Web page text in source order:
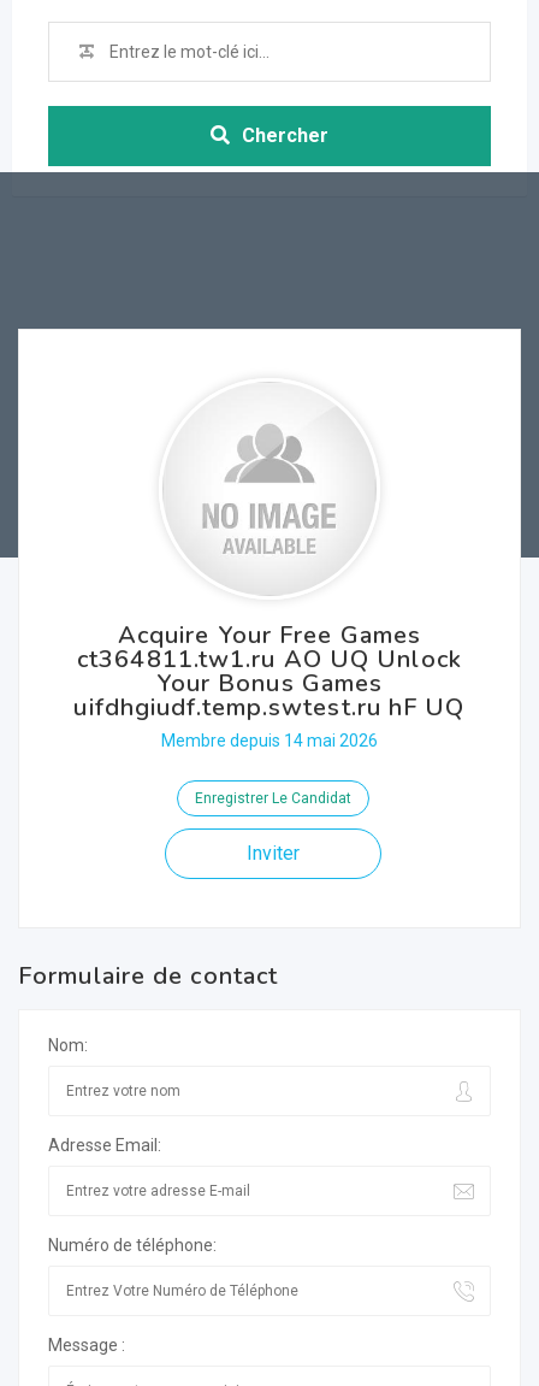
Chercher
Acquire Your Free Games
ct364811.tw1.ru AO UQ Unlock
Your Bonus Games
uifdhgiudf.temp.swtest.ru hF UQ
Membre depuis 14 mai 2026
Enregistrer Le Candidat
Inviter
Formulaire de contact
Nom:
Adresse Email:
Numéro de téléphone:
Message :